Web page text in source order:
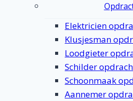
Elektricien
Klusjesman
Loodgieter
Schilder
Schoonmaak
Aannemer